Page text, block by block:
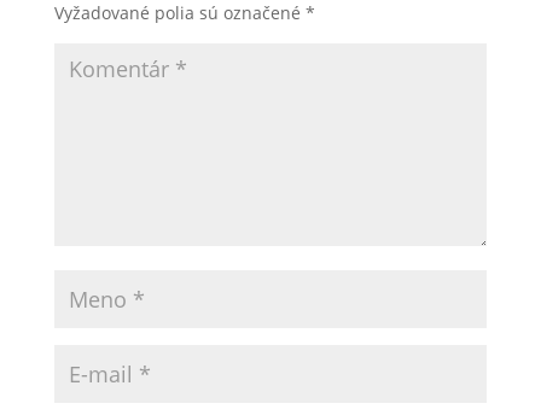
Vyžadované polia sú označené *